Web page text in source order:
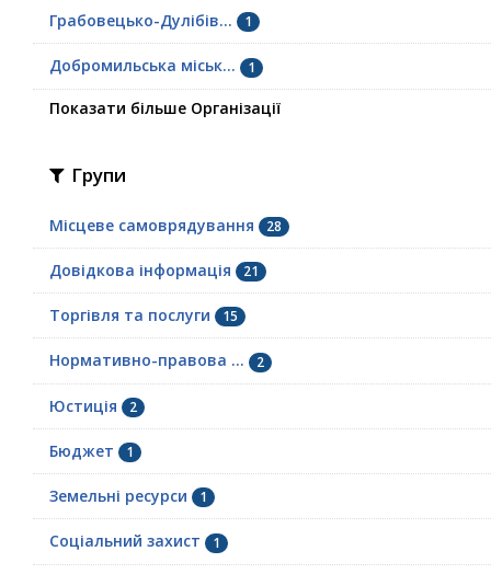
Грабовецько-Дулібів... 1
Добромильська міськ... 1
Показати більше Організації
Групи
Місцеве самоврядування 28
Довідкова інформація 21
Торгівля та послуги 15
Нормативно-правова ... 2
Юстиція 2
Бюджет 1
Земельні ресурси 1
Соціальний захист 1